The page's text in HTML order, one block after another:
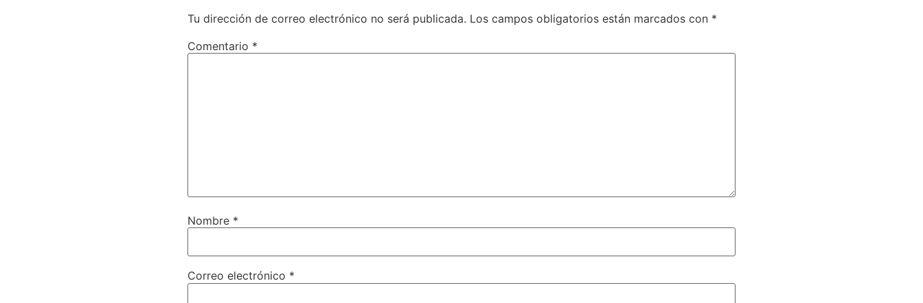
Tu dirección de correo electrónico no será publicada. Los campos obligatorios están marcados con *
Comentario *
Nombre *
Correo electrónico *